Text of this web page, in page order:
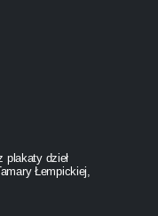
plakaty dzieł
Łempickiej,